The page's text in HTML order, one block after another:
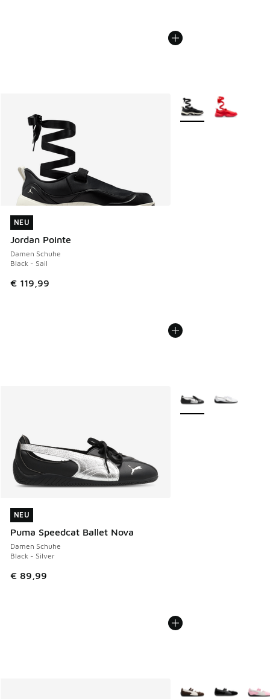
NEU
Jordan Pointe
Damen Schuhe
Black - Sail
€ 119,99
NEU
Weitere Farben
NEU
Puma Speedcat Ballet Nova
Damen Schuhe
Black - Silver
€ 89,99
NEU
Weitere Farben
Weitere Farben